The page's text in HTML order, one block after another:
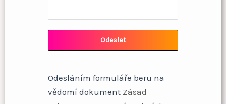
Odeslat
Odesláním formuláře beru na
vědomí dokument Zásad